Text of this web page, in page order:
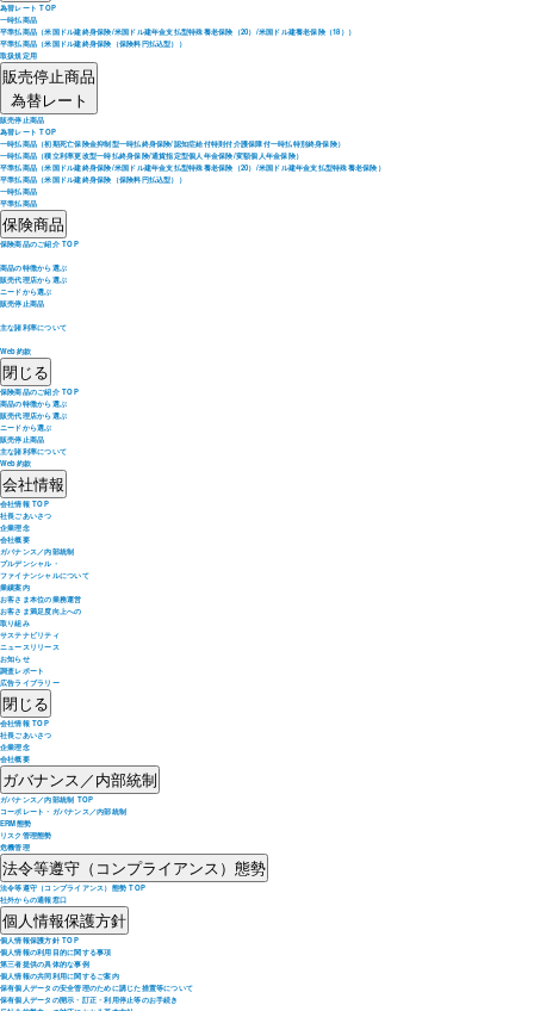
為替レート TOP
一時払商品
平準払商品（米国ドル建終身保険/米国ドル建年金支払型特殊養老保険（20）/米国ドル建養老保険（18））
平準払商品（米国ドル建終身保険（保険料円払込型））
取扱規定用
販売停止商品
為替レート
販売停止商品
為替レート TOP
一時払商品（初期死亡保険金抑制型一時払終身保険/認知症給付特則付介護保障付一時払特別終身保険）
一時払商品（積立利率更改型一時払終身保険/通貨指定型個人年金保険/変額個人年金保険）
平準払商品（米国ドル建終身保険/米国ドル建年金支払型特殊養老保険（20）/米国ドル建年金支払型特殊養老保険）
平準払商品（米国ドル建終身保険（保険料円払込型））
一時払商品
平準払商品
保険商品
保険商品のご紹介 TOP
商品の特徴から選ぶ
販売代理店から選ぶ
ニードから選ぶ
販売停止商品
主な諸利率について
Web約款
閉じる
保険商品のご紹介 TOP
商品の特徴から選ぶ
販売代理店から選ぶ
ニードから選ぶ
販売停止商品
主な諸利率について
Web約款
会社情報
会社情報 TOP
社長ごあいさつ
企業理念
会社概要
ガバナンス／内部統制
プルデンシャル・
ファイナンシャルについて
業績案内
お客さま本位の業務運営
お客さま満足度向上への
取り組み
サステナビリティ
ニュースリリース
お知らせ
調査レポート
広告ライブラリー
閉じる
会社情報 TOP
社長ごあいさつ
企業理念
会社概要
ガバナンス／内部統制
ガバナンス／内部統制 TOP
コーポレート・ガバナンス／内部統制
ERM態勢
リスク管理態勢
危機管理
法令等遵守（コンプライアンス）態勢
法令等遵守（コンプライアンス）態勢 TOP
社外からの通報窓口
個人情報保護方針
個人情報保護方針 TOP
個人情報の利用目的に関する事項
第三者提供の具体的な事例
個人情報の共同利用に関するご案内
保有個人データの安全管理のために講じた措置等について
保有個人データの開示・訂正・利用停止等のお手続き